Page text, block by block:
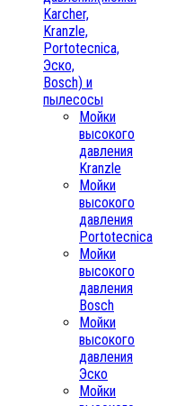
Karcher,
Kranzle,
Portotecnica,
Эско,
Bosch) и
пылесосы
Мойки
высокого
давления
Kranzle
Мойки
высокого
давления
Portotecnica
Мойки
высокого
давления
Bosch
Мойки
высокого
давления
Эско
Мойки